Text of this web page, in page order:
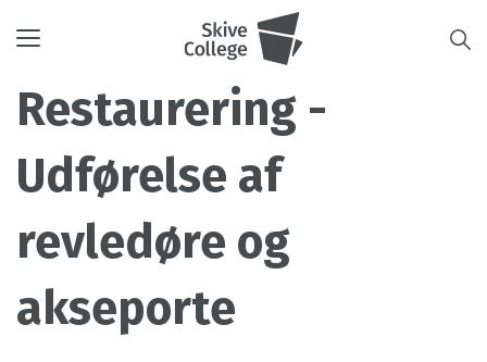
Toggle
Restaurering -
Udførelse af
revledøre og
akseporte